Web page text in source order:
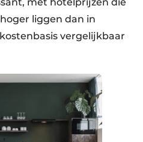
liggen dan in
vergelijkbaar